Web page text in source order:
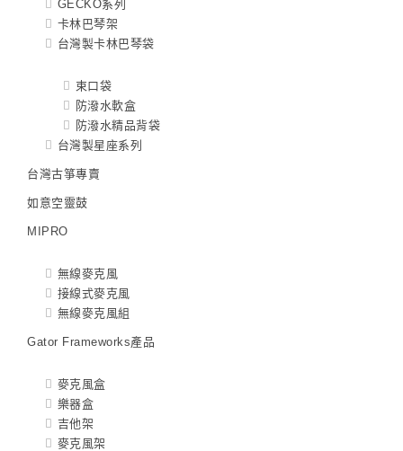
GECKO系列
卡林巴琴架
台灣製卡林巴琴袋
束口袋
防潑水軟盒
防潑水精品背袋
台灣製星座系列
台灣古箏專賣
如意空靈鼓
MIPRO
無線麥克風
接線式麥克風
無線麥克風組
Gator Frameworks產品
麥克風盒
樂器盒
吉他架
麥克風架